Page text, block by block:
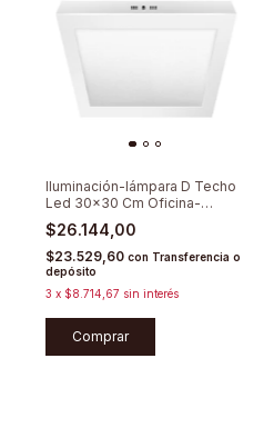
Iluminación-lámpara D Techo
Led 30x30 Cm Oficina-
cocina-baño
$26.144,00
$23.529,60 con Transferencia o
depósito
3 x $8.714,67 sin interés
Comprar